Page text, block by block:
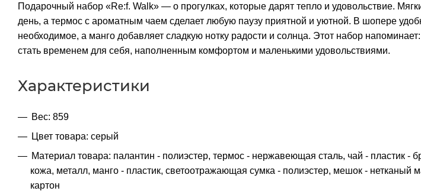
Подарочный набор «Re:f. Walk» — о прогулках, которые дарят тепло и удовольствие.
день, а термос с ароматным чаем сделает любую паузу приятной и уютной. В шопере
необходимое, а манго добавляет сладкую нотку радости и солнца. Этот набор
стать временем для себя, наполненным комфортом и маленькими удовольствиями.
Характеристики
Вес: 859
Цвет товара: серый
Материал товара: палантин - полиэстер, термос - нержавеющая сталь, чай - пластик -
кожа, металл, манго - пластик, светоотражающая сумка - полиэстер, мешок - нетканый
картон